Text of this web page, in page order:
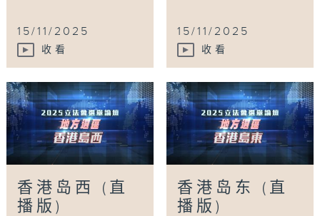
15/11/2025
收看
15/11/2025
收看
香港岛西 (直
播版)
香港岛东 (直
播版)